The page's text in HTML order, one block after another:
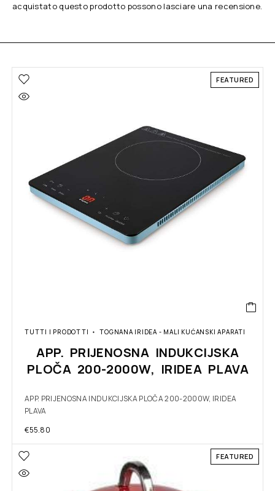
acquistato questo prodotto possono lasciare una recensione.
FEATURED
TUTTI I PRODOTTI TOGNANA IRIDEA - MALI KUĆANSKI APARATI
APP. PRIJENOSNA INDUKCIJSKA
PLOČA 200-2000W, IRIDEA PLAVA
APP. PRIJENOSNA INDUKCIJSKA PLOČA 200-2000W, IRIDEA
PLAVA
€55.80
FEATURED